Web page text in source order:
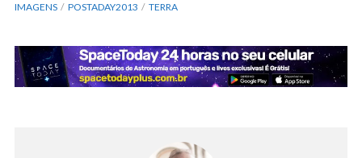
IMAGENS POSTADAY2013 TERRA